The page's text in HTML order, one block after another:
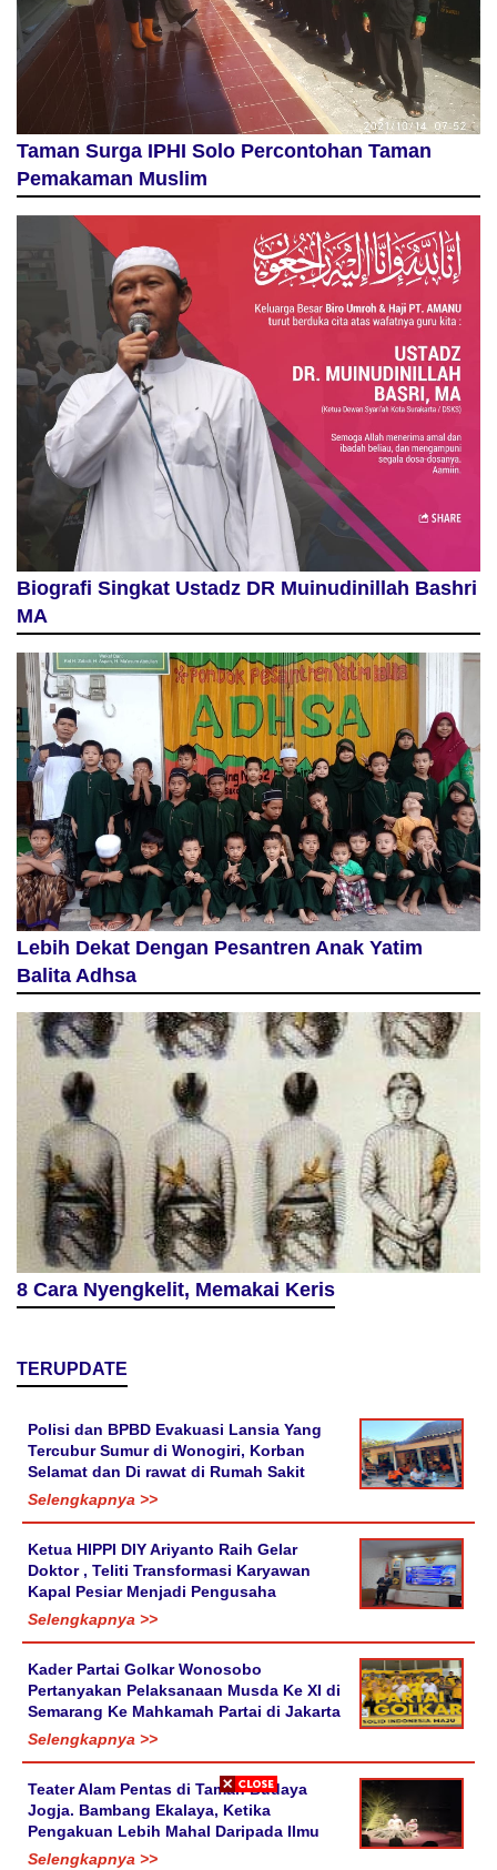
Taman Surga IPHI Solo Percontohan Taman
Pemakaman Muslim
Biografi Singkat Ustadz DR Muinudinillah Bashri
MA
Lebih Dekat Dengan Pesantren Anak Yatim
Balita Adhsa
8 Cara Nyengkelit, Memakai Keris
TERUPDATE
Polisi dan BPBD Evakuasi Lansia Yang
Tercubur Sumur di Wonogiri, Korban
Selamat dan Di rawat di Rumah Sakit
Selengkapnya >>
Ketua HIPPI DIY Ariyanto Raih Gelar
Doktor , Teliti Transformasi Karyawan
Kapal Pesiar Menjadi Pengusaha
Selengkapnya >>
Kader Partai Golkar Wonosobo
Pertanyakan Pelaksanaan Musda Ke XI di
Semarang Ke Mahkamah Partai di Jakarta
Selengkapnya >>
Teater Alam Pentas di Taman Budaya
Jogja. Bambang Ekalaya, Ketika
Pengakuan Lebih Mahal Daripada Ilmu
Selengkapnya >>